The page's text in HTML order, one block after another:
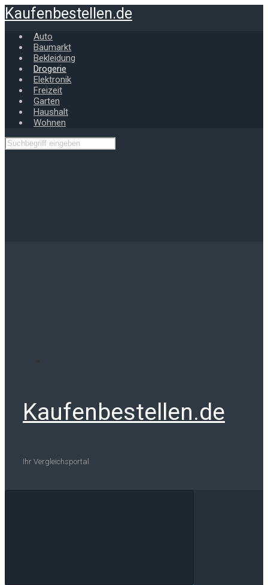
Zum
Hauptinhalt
springen
Kaufenbestellen.de
Auto
Baumarkt
Bekleidung
Drogerie
Elektronik
Freizeit
Garten
Haushalt
Wohnen
Kaufenbestellen.de
Ihr Vergleichsportal